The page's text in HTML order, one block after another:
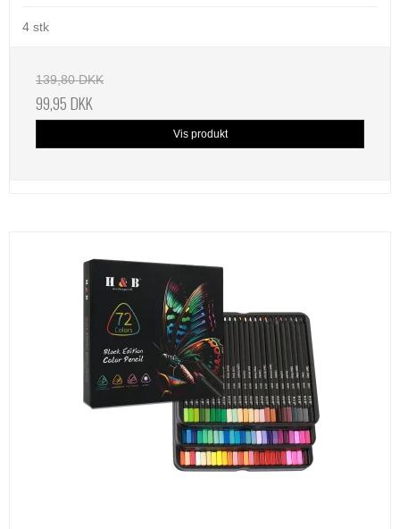
4 stk
139,80 DKK
99,95 DKK
Vis produkt